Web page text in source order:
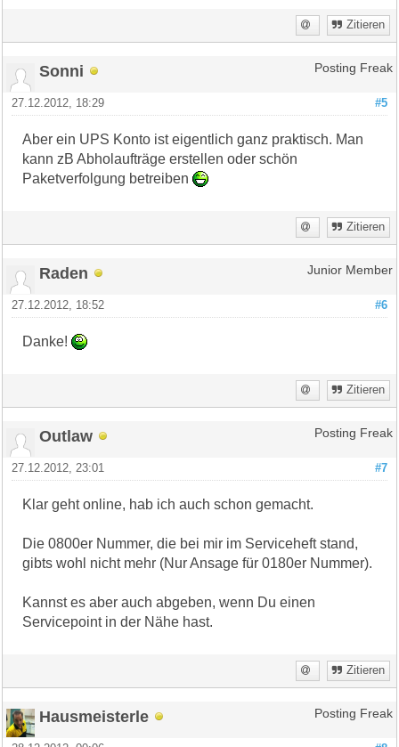
Zitieren
Sonni Posting Freak
#5
27.12.2012, 18:29
Aber ein UPS Konto ist eigentlich ganz praktisch. Man
kann zB Abholaufträge erstellen oder schön
Paketverfolgung betreiben
Zitieren
Raden Junior Member
#6
27.12.2012, 18:52
Danke!
Zitieren
Outlaw Posting Freak
#7
27.12.2012, 23:01
Klar geht online, hab ich auch schon gemacht.
Die 0800er Nummer, die bei mir im Serviceheft stand,
gibts wohl nicht mehr (Nur Ansage für 0180er Nummer).
Kannst es aber auch abgeben, wenn Du einen
Servicepoint in der Nähe hast.
Zitieren
Hausmeisterle Posting Freak